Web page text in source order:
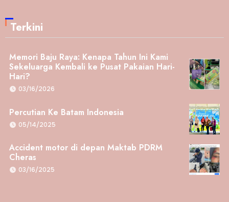
Terkini
Memori Baju Raya: Kenapa Tahun Ini Kami
Sekeluarga Kembali ke Pusat Pakaian Hari-
Hari?
03/16/2026
Percutian Ke Batam Indonesia
05/14/2025
Accident motor di depan Maktab PDRM
Cheras
03/16/2025